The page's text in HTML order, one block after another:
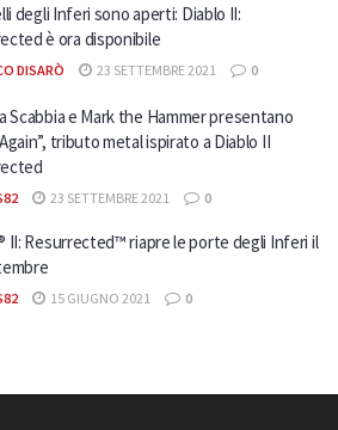
degli Inferi sono aperti: Diablo II:
è ora disponibile
DISARÒ 23 SETTEMBRE 2021 0
Scabbia e Mark the Hammer presentano
tributo metal ispirato a Diablo II
23 SETTEMBRE 2021 0
II: Resurrected™ riapre le porte degli Inferi il
15 GIUGNO 2021 0